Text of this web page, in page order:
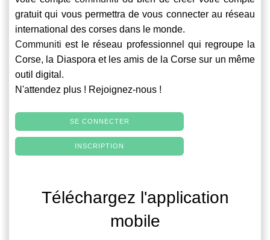
gratuit qui vous permettra de vous connecter au réseau
international des corses dans le monde.
Communiti est le réseau professionnel qui regroupe la
Corse, la Diaspora et les amis de la Corse sur un même
outil digital.
N'attendez plus ! Rejoignez-nous !
SE CONNECTER
INSCRIPTION
Téléchargez l'application
mobile